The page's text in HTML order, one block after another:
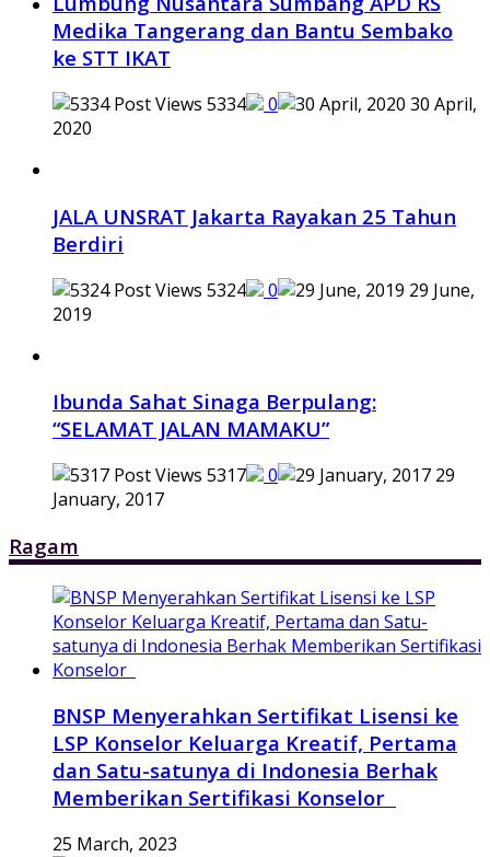
Medika Tangerang dan Bantu Sembako
ke STT IKAT
5334 0
30 April,
2020
JALA UNSRAT Jakarta Rayakan 25 Tahun
Berdiri
5324 0
29 June,
2019
Ibunda Sahat Sinaga Berpulang:
“SELAMAT JALAN MAMAKU”
5317 0
29
January, 2017
Ragam
BNSP Menyerahkan Sertifikat Lisensi ke
LSP Konselor Keluarga Kreatif, Pertama
dan Satu-satunya di Indonesia Berhak
Memberikan Sertifikasi Konselor
25 March, 2023